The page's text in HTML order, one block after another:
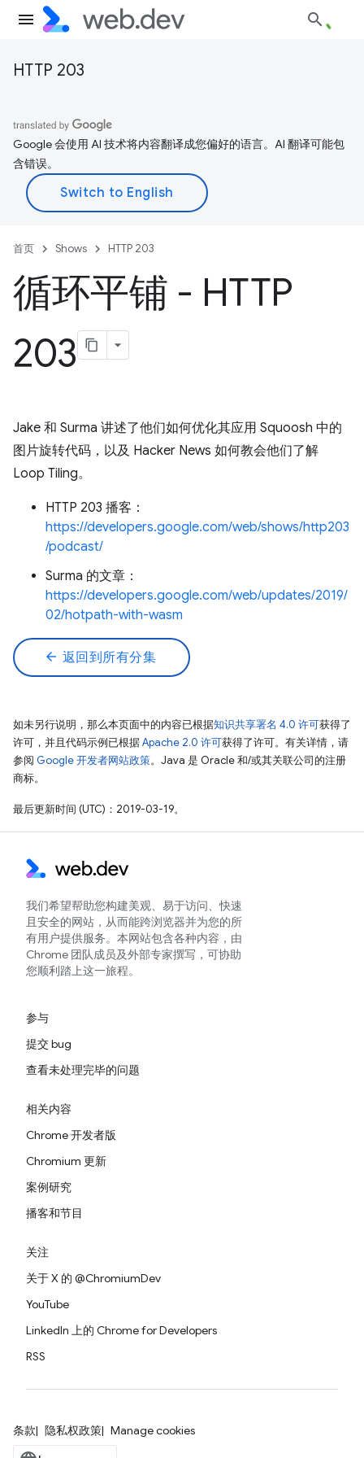
HTTP 203
Google 会使用 AI 技术将内容翻译成您偏好的语言。AI 翻译可能包
含错误。
首页 Shows HTTP 203
循环平铺 - HTTP
203
Jake 和 Surma 讲述了他们如何优化其应用 Squoosh 中的
图片旋转代码，以及 Hacker News 如何教会他们了解
Loop Tiling。
HTTP 203 播客：
https://developers.google.com/web/shows/http203
/podcast/
Surma 的文章：
https://developers.google.com/web/updates/2019/
02/hotpath-with-wasm
arrow_back 返回到所有分集
如未另行说明，那么本页面中的内容已根据知识共享署名 4.0 许可获得了
许可，并且代码示例已根据Apache 2.0 许可获得了许可。有关详情，请
参阅 Google 开发者网站政策。Java 是 Oracle 和/或其关联公司的注册
商标。
最后更新时间 (UTC)：2019-03-19。
我们希望帮助您构建美观、易于访问、快速
且安全的网站，从而能跨浏览器并为您的所
有用户提供服务。本网站包含各种内容，由
Chrome 团队成员及外部专家撰写，可协助
您顺利踏上这一旅程。
参与
提交 bug
查看未处理完毕的问题
相关内容
Chrome 开发者版
Chromium 更新
案例研究
播客和节目
关注
关于 X 的 @ChromiumDev
YouTube
LinkedIn 上的 Chrome for Developers
RSS
条款 隐私权政策 Manage cookies